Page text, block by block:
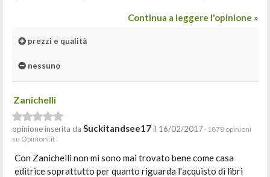
Continua a leggere l'opinione »
prezzi e qualità
nessuno
Zanichelli
opinione inserita da Suckitandsee17il 16/02/2017 · 1878 opinioni
su Opinioni.it
Con Zanichelli non mi sono mai trovato bene come casa
editrice soprattutto per quanto riguarda l'acquisto di libri